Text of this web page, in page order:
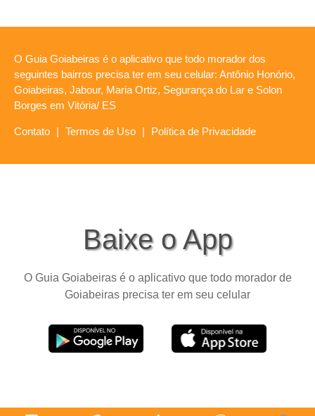
O Guia Goiabeiras é o aplicativo que todo morador dos
seguintes bairros precisa ter em seu celular: Antônio Honório,
Goiabeiras, Jabour, Maria Ortiz, Segurança do Lar e Solon
Borges em Vitória/ ES
Contato | Termos de Uso | Política de Privacidade
Baixe o App
O Guia Goiabeiras é o aplicativo que todo morador de
Goiabeiras precisa ter em seu celular